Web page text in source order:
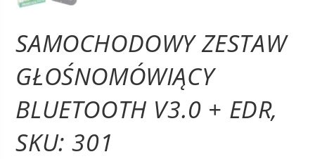
SAMOCHODOWY ZESTAW
GŁOŚNOMÓWIĄCY
BLUETOOTH V3.0 + EDR,
SKU: 301